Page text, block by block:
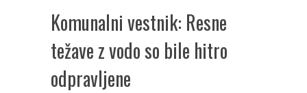
Komunalni vestnik: Resne
težave z vodo so bile hitro
odpravljene